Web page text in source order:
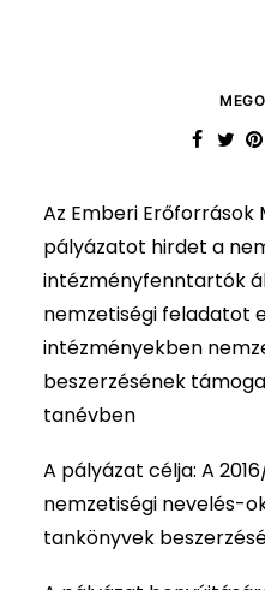
Az Emberi Erőforrások
pályázatot hirdet a
intézményfenntartók
nemzetiségi feladatot
intézményekben
beszerzésének
tanévben
A pályázat célja: A
nemzetiségi nevelés-
tankönyvek